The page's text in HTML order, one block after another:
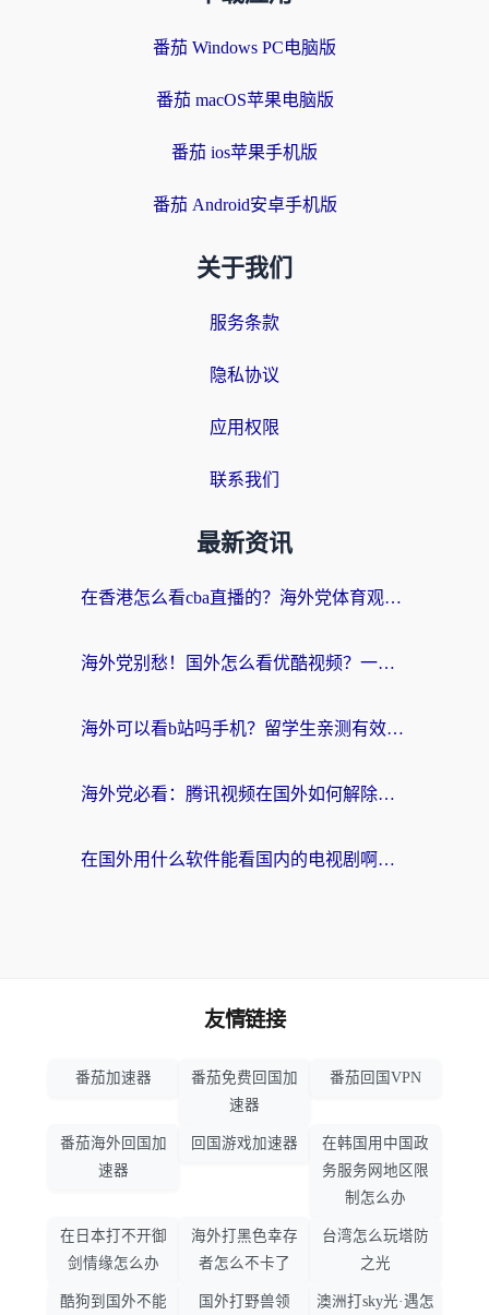
番茄 Windows PC电脑版
番茄 macOS苹果电脑版
番茄 ios苹果手机版
番茄 Android安卓手机版
关于我们
服务条款
隐私协议
应用权限
联系我们
最新资讯
在香港怎么看cba直播的？海外党体育观赛终极指南：告别版权限制，畅享中文解说
海外党别愁！国外怎么看优酷视频？一招解决追剧、看直播难题
海外可以看b站吗手机？留学生亲测有效的回国加速指南
海外党必看：腾讯视频在国外如何解除地域限制？附优酷咪咕使用指南
在国外用什么软件能看国内的电视剧啊？留学生亲测有效的回国加速方案
友情链接
番茄加速器
番茄免费回国加
速器
番茄回国VPN
番茄海外回国加
速器
回国游戏加速器
在韩国用中国政
务服务网地区限
制怎么办
在日本打不开御
剑情缘怎么办
海外打黑色幸存
者怎么不卡了
台湾怎么玩塔防
之光
酷狗到国外不能 国外打野兽领 澳洲打sky光·遇怎